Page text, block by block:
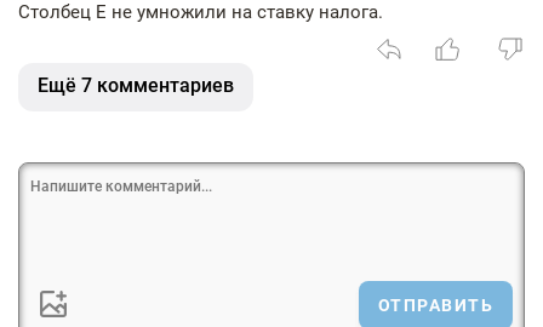
Столбец E не умножили на ставку налога.
Ещё 7 комментариев
ОТПРАВИТЬ